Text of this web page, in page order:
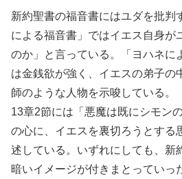
新約聖書の福音書にはユダを批判
による福音書」ではイエス自身が
のか」と言っている。「ヨハネに
は金銭欲が強く、イエスの弟子の
師のような人物を示唆している。
13章2節には「悪魔は既にシモン
の心に、イエスを裏切ろうとする
述している。いずれにしても、新
暗いイメージが付きまとっていっ